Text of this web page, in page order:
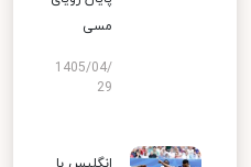
مسی
1405/04/
29